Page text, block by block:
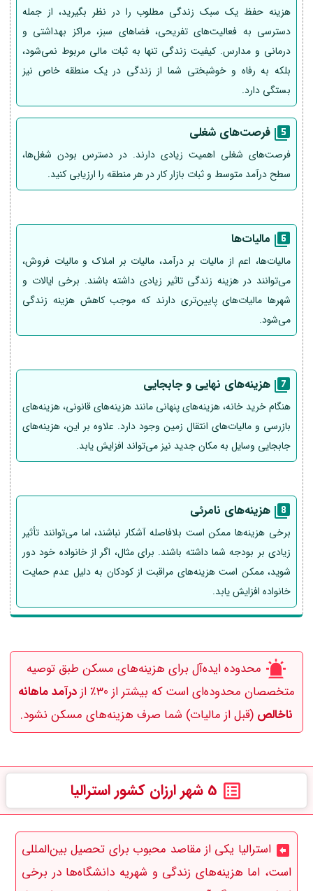
هزینه حفظ یک سبک زندگی مطلوب را در نظر بگیرید، از جمله
دسترسی به فعالیت‌های تفریحی، فضاهای سبز، مراکز بهداشتی و
درمانی و مدارس. کیفیت زندگی تنها به ثبات مالی مربوط نمی‌شود،
بلکه به رفاه و خوشبختی شما از زندگی در یک منطقه خاص نیز
بستگی دارد.
فرصت‌های شغلی
فرصت‌های شغلی اهمیت زیادی دارند. در دسترس بودن شغل‌ها،
سطح درآمد متوسط و ثبات بازار کار در هر منطقه را ارزیابی کنید.
مالیات‌ها
مالیات‌ها، اعم از مالیات بر درآمد، مالیات بر املاک و مالیات فروش،
می‌توانند در هزینه زندگی تاثیر زیادی داشته باشند. برخی ایالات و
شهرها مالیات‌های پایین‌تری دارند که موجب کاهش هزینه زندگی
می‌شود.
هزینه‌های نهایی و جابجایی
هنگام خرید خانه، هزینه‌های پنهانی مانند هزینه‌های قانونی، هزینه‌های
بازرسی و مالیات‌های انتقال زمین وجود دارد. علاوه بر این، هزینه‌های
جابجایی وسایل به مکان جدید نیز می‌تواند افزایش یابد.
هزینه‌های نامرئی
برخی هزینه‌ها ممکن است بلافاصله آشکار نباشند، اما می‌توانند تأثیر
زیادی بر بودجه شما داشته باشند. برای مثال، اگر از خانواده خود دور
شوید، ممکن است هزینه‌های مراقبت از کودکان به دلیل عدم حمایت
خانواده افزایش یابد.
محدوده ایده‌آل برای هزینه‌های مسکن طبق توصیه
متخصصان محدوده‌ای است که بیشتر از 30٪ از
درآمد ماهانه
ناخالص (قبل از مالیات) شما صرف هزینه‌های مسکن نشود.
5 شهر ارزان کشور استرالیا
استرالیا یکی از مقاصد محبوب برای تحصیل بین‌المللی
است، اما هزینه‌های زندگی و شهریه دانشگاه‌ها در برخی